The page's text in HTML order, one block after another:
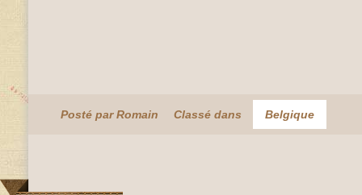
Posté par Romain Classé dans Belgique